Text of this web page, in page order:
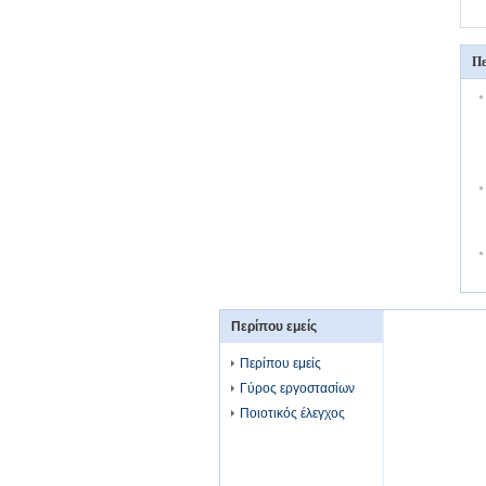
Περίπου εμείς
Περίπου εμείς
Γύρος εργοστασίων
Ποιοτικός έλεγχος